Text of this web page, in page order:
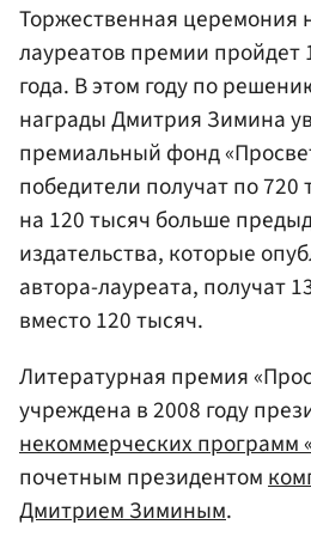
Торжественная церемония
лауреатов премии пройдет
года. В этом году по
награды Дмитрия Зимина
премиальный фонд
победители получат по 720
на 120 тысяч больше
издательства, которые
автора-лауреата, получат
вместо 120 тысяч.
Литературная премия
учреждена в 2008 году
некоммерческих программ
почетным президентом
Дмитрием Зиминым.